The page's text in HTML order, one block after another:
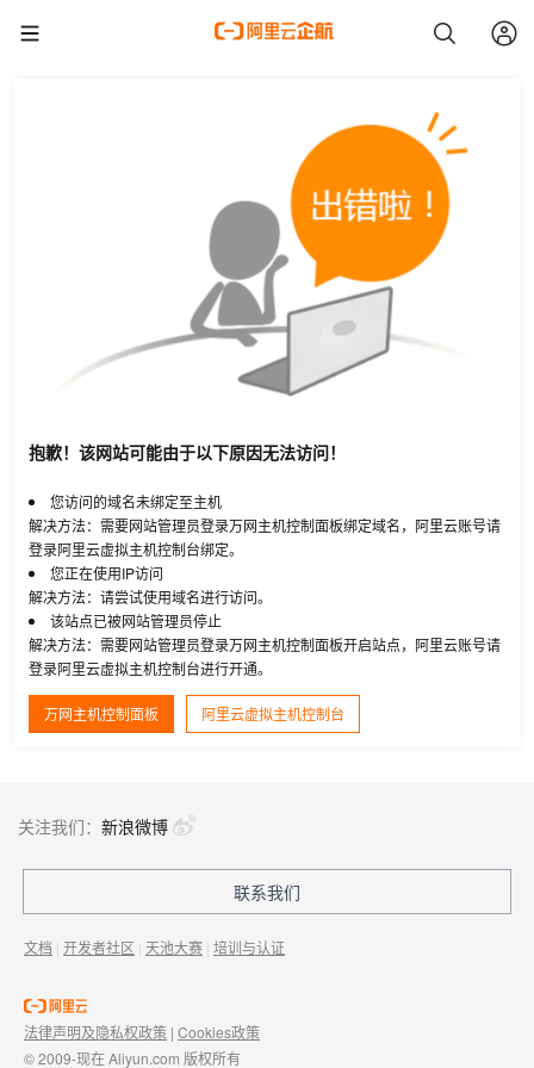
抱歉！该网站可能由于以下原因无法访问！
您访问的域名未绑定至主机
解决方法：需要网站管理员登录万网主机控制面板绑定域名，阿里云账号请
登录阿里云虚拟主机控制台绑定。
您正在使用IP访问
解决方法：请尝试使用域名进行访问。
该站点已被网站管理员停止
解决方法：需要网站管理员登录万网主机控制面板开启站点，阿里云账号请
登录阿里云虚拟主机控制台进行开通。
万网主机控制面板 阿里云虚拟主机控制台